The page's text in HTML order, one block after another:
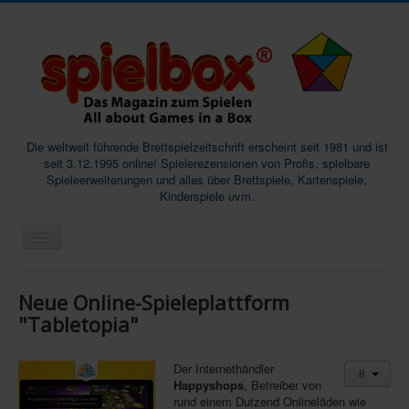
Die weltweit führende Brettspielzeitschrift erscheint seit 1981 und ist
seit 3.12.1995 online! Spielerezensionen von Profis, spielbare
Spieleerweiterungen und alles über Brettspiele, Kartenspiele,
Kinderspiele uvm.
Magazine
Podcast
Neue Online-Spieleplattform
"Tabletopia"
Der Internethändler
Happyshops, Betreiber von
rund einem Dutzend Onlineläden wie